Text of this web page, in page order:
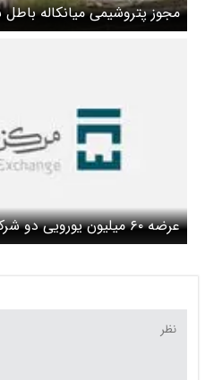
مجوز پتروشیمی میانکاله
عرضه ۶۰ میلیون یورویی دو شرکت پتروشیمی